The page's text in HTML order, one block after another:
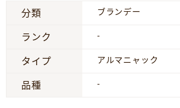
分類 ブランデー
ランク -
タイプ アルマニャック
品種 -